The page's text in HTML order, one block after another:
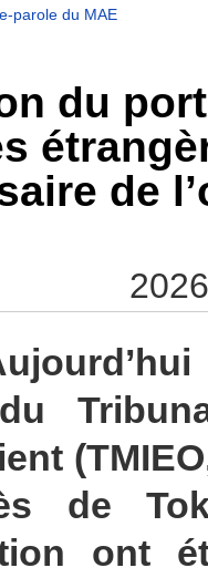
parole du MAE
du
de
du
de
ont